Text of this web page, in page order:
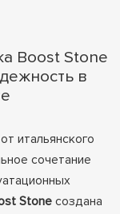
Boost Stone
в
итальянского
сочетание
Stoneсоздана